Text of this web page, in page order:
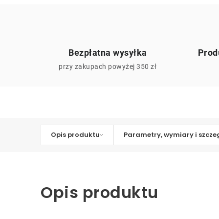
Bezpłatna wysyłka
przy zakupach powyżej 350 zł
Opis produktu Parametry, wymiary i
Opis produktu